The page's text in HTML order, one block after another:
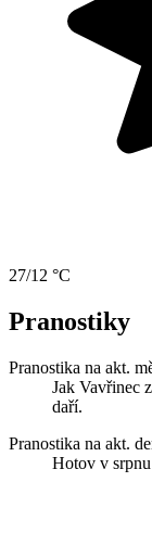
27/12 °C
Pranostiky
Pranostika na akt.
Jak Vavřinec
daří.
Pranostika na akt.
Hotov v